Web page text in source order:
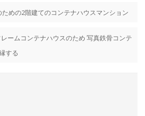
めの2階建てのコンテナハウスマンション
ームコンテナハウスのため 写真鉄骨コンテ
する